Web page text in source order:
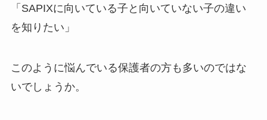
「SAPIXに向いている子と向いていない子の違い
を知りたい」
このように悩んでいる保護者の方も多いのではな
いでしょうか。